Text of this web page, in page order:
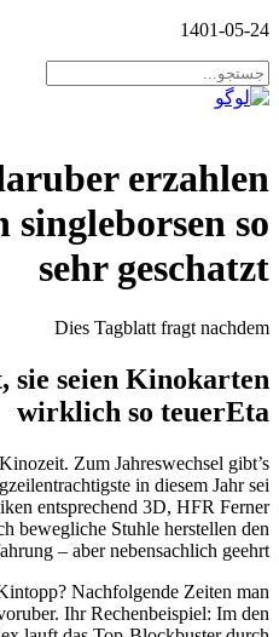
1401-05-24
erzahlen
singleborsen so
sehr geschatzt
Dies Tagblatt fragt nachdem
sie seien Kinokarten
wirklich so teuerEta
Zum Jahreswechsel gibt’s
in diesem Jahr sei
entsprechend 3D, HFR Ferner
bewegliche Stuhle herstellen den
– aber nebensachlich geehrt.
Nachfolgende Zeiten man
Ihr Rechenbeispiel: Im den